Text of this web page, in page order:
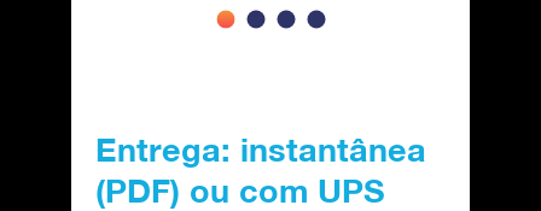
Entrega: instantânea
(PDF) ou com UPS